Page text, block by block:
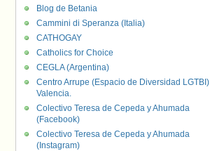
Blog de Betania
Cammini di Speranza (Italia)
CATHOGAY
Catholics for Choice
CEGLA (Argentina)
Centro Arrupe (Espacio de Diversidad LGTBI)
Valencia.
Colectivo Teresa de Cepeda y Ahumada
(Facebook)
Colectivo Teresa de Cepeda y Ahumada
(Instagram)